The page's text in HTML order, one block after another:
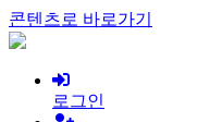
콘텐츠로 바로가기
로그인